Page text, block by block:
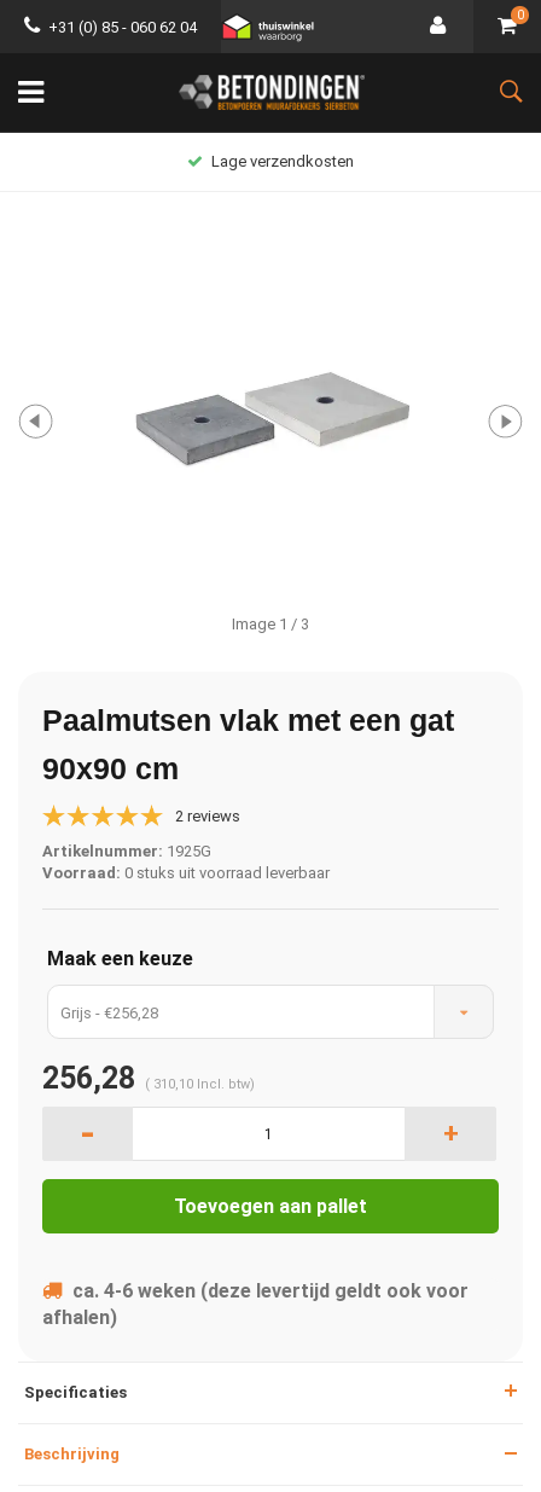
+31 (0) 85 - 060 62 04
0
Lage verzendkosten
Image 1 / 3
Paalmutsen vlak met een gat
90x90 cm
2 reviews
Artikelnummer: 1925G
Voorraad: 0 stuks uit voorraad leverbaar
Maak een keuze
Grijs - €256,28
256,28 ( 310,10 Incl. btw)
- +
Toevoegen aan pallet
ca. 4-6 weken (deze levertijd geldt ook voor
afhalen)
Specificaties
Beschrijving